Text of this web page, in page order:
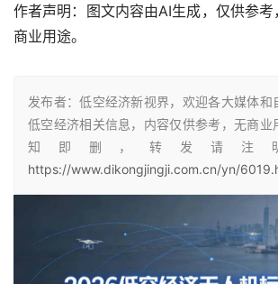
作者声明：图文内容由AI生成，仅供参
商业用途。
发布者：低空经济新视界，欢迎各大媒体和
低空经济相关信息，内容仅供参考，无商业
知即删，转发请注
https://www.dikongjingji.com.cn/yn/